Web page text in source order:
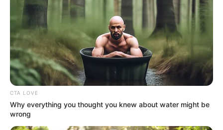
Fesztiválon hatalmas botrány kerekedett: a
Romantic zenekar koncertjén a közönség soraiból
poharakat dobáltak a színpadra. A Bors cikke
szerint a dobálás miatt a fellépés is veszélybe
került.
Mi történt pontosan?
A fesztiválon Völgyi Zsuzsi, Kunovics Katinka és
CTA LOVE
Why everything you thought you knew about water might be
wrong